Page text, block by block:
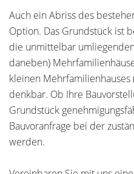
Auch ein Abriss des
Option. Das Grundstück ist
die unmittelbar
daneben)
kleinen Mehrfamilienhauses
denkbar. Ob Ihre
Grundstück
Bauvoranfrage bei der
werden.